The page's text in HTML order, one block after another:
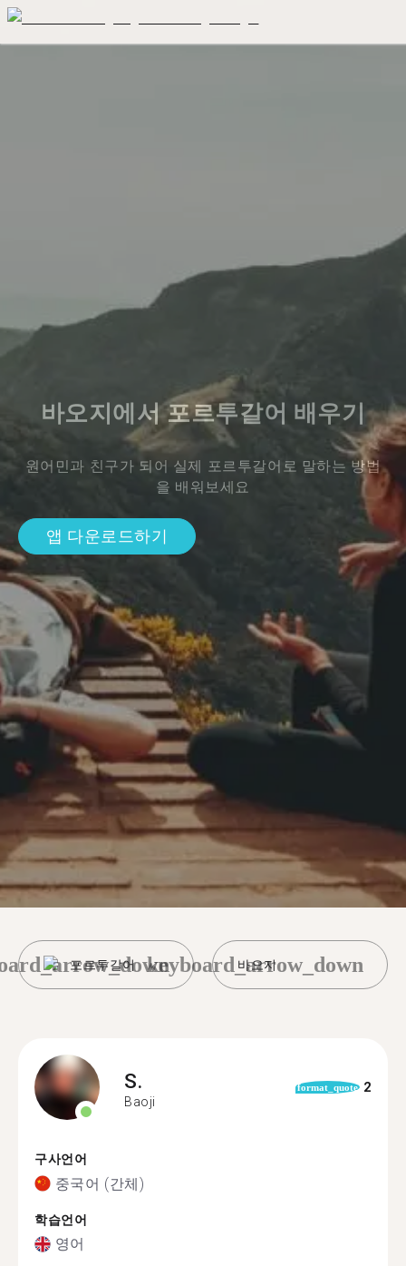
바오지에서 포르투갈어 배우기
원어민과 친구가 되어 실제 포르투갈어로 말하는 방법
을 배워보세요
앱 다운로드하기
포르투갈어 바오지
keyboard_arrow_down
S.
Baoji
format_quote 2
구사언어
중국어 (간체)
학습언어
영어